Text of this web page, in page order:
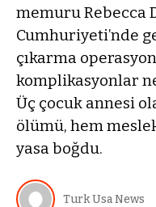
memuru Rebecca
Cumhuriyeti’nde
çıkarma
komplikasyonlar
Üç çocuk annesi
ölümü, hem
yasa boğdu.
Turk Usa News